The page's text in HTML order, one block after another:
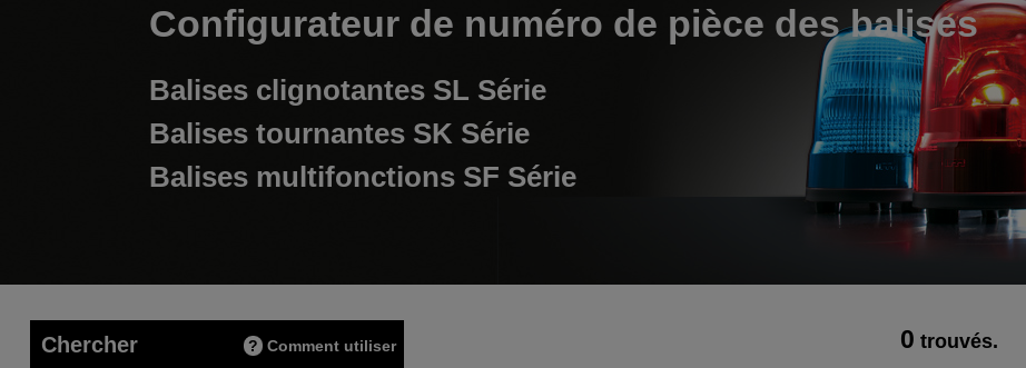
Chercher Comment utiliser
Configurateur de numéro de pièce des balises
Balises clignotantes SL Série
Balises tournantes SK Série
Balises multifonctions SF Série
0 trouvés.